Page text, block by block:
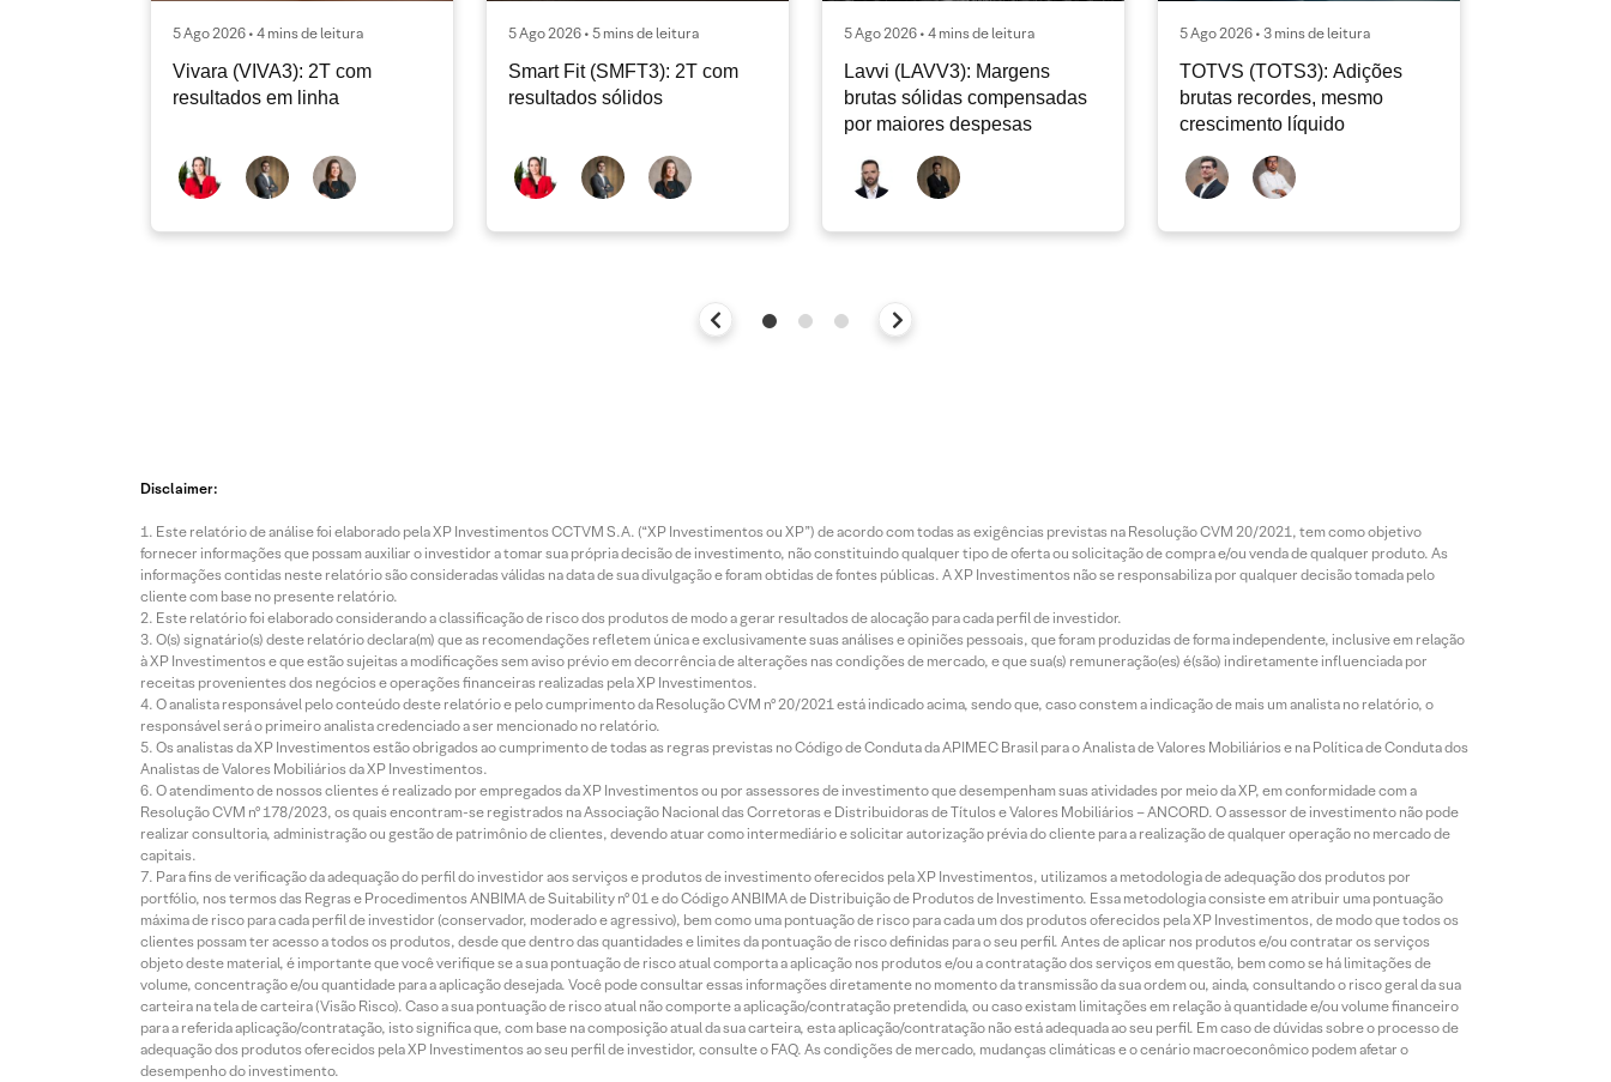
5 Ago 2026 • 4 mins de leitura
Vivara (VIVA3): 2T com
resultados em linha
5 Ago 2026 • 5 mins de leitura
Smart Fit (SMFT3): 2T com
resultados sólidos
5 Ago 2026 • 4 mins de leitura
Lavvi (LAVV3): Margens
brutas sólidas compensadas
por maiores despesas
5 Ago 2026 • 3 mins de leitura
TOTVS (TOTS3): Adições
brutas recordes, mesmo
crescimento líquido
Disclaimer:
Este relatório de análise foi elaborado pela XP Investimentos CCTVM S.A. (“XP Investimentos ou XP”) de acordo com todas as exigências previstas na Resolução CVM 20/2021, tem como objetivo
fornecer informações que possam auxiliar o investidor a tomar sua própria decisão de investimento, não constituindo qualquer tipo de oferta ou solicitação de compra e/ou venda de qualquer produto. As
informações contidas neste relatório são consideradas válidas na data de sua divulgação e foram obtidas de fontes públicas. A XP Investimentos não se responsabiliza por qualquer decisão tomada pelo
cliente com base no presente relatório.
Este relatório foi elaborado considerando a classificação de risco dos produtos de modo a gerar resultados de alocação para cada perfil de investidor.
O(s) signatário(s) deste relatório declara(m) que as recomendações refletem única e exclusivamente suas análises e opiniões pessoais, que foram produzidas de forma independente, inclusive em relação
à XP Investimentos e que estão sujeitas a modificações sem aviso prévio em decorrência de alterações nas condições de mercado, e que sua(s) remuneração(es) é(são) indiretamente influenciada por
receitas provenientes dos negócios e operações financeiras realizadas pela XP Investimentos.
O analista responsável pelo conteúdo deste relatório e pelo cumprimento da Resolução CVM nº 20/2021 está indicado acima, sendo que, caso constem a indicação de mais um analista no relatório, o
responsável será o primeiro analista credenciado a ser mencionado no relatório.
Os analistas da XP Investimentos estão obrigados ao cumprimento de todas as regras previstas no Código de Conduta da APIMEC Brasil para o Analista de Valores Mobiliários e na Política de Conduta dos
Analistas de Valores Mobiliários da XP Investimentos.
O atendimento de nossos clientes é realizado por empregados da XP Investimentos ou por assessores de investimento que desempenham suas atividades por meio da XP, em conformidade com a
Resolução CVM nº 178/2023, os quais encontram-se registrados na Associação Nacional das Corretoras e Distribuidoras de Títulos e Valores Mobiliários – ANCORD. O assessor de investimento não pode
realizar consultoria, administração ou gestão de patrimônio de clientes, devendo atuar como intermediário e solicitar autorização prévia do cliente para a realização de qualquer operação no mercado de
capitais.
Para fins de verificação da adequação do perfil do investidor aos serviços e produtos de investimento oferecidos pela XP Investimentos, utilizamos a metodologia de adequação dos produtos por
portfólio, nos termos das Regras e Procedimentos ANBIMA de Suitability nº 01 e do Código ANBIMA de Distribuição de Produtos de Investimento. Essa metodologia consiste em atribuir uma pontuação
máxima de risco para cada perfil de investidor (conservador, moderado e agressivo), bem como uma pontuação de risco para cada um dos produtos oferecidos pela XP Investimentos, de modo que todos os
clientes possam ter acesso a todos os produtos, desde que dentro das quantidades e limites da pontuação de risco definidas para o seu perfil. Antes de aplicar nos produtos e/ou contratar os serviços
objeto deste material, é importante que você verifique se a sua pontuação de risco atual comporta a aplicação nos produtos e/ou a contratação dos serviços em questão, bem como se há limitações de
volume, concentração e/ou quantidade para a aplicação desejada. Você pode consultar essas informações diretamente no momento da transmissão da sua ordem ou, ainda, consultando o risco geral da sua
carteira na tela de carteira (Visão Risco). Caso a sua pontuação de risco atual não comporte a aplicação/contratação pretendida, ou caso existam limitações em relação à quantidade e/ou volume financeiro
para a referida aplicação/contratação, isto significa que, com base na composição atual da sua carteira, esta aplicação/contratação não está adequada ao seu perfil. Em caso de dúvidas sobre o processo de
adequação dos produtos oferecidos pela XP Investimentos ao seu perfil de investidor, consulte o FAQ. As condições de mercado, mudanças climáticas e o cenário macroeconômico podem afetar o
desempenho do investimento.